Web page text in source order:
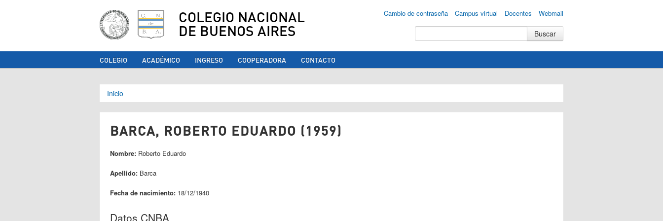
COLEGIO NACIONAL
DE BUENOS AIRES
Cambio de contraseña Campus virtual Docentes Webmail
COLEGIO ACADÉMICO INGRESO COOPERADORA CONTACTO
Se encuentra usted aquí
Inicio
BARCA, ROBERTO EDUARDO (1959)
Nombre: Roberto Eduardo
Apellido: Barca
Fecha de nacimiento: 18/12/1940
Datos CNBA